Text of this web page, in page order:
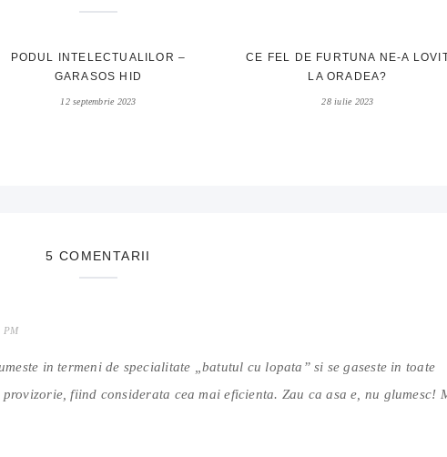
PODUL INTELECTUALILOR –
GARASOS HID
12 septembrie 2023
CE FEL DE FURTUNA NE-A
LA ORADEA?
28 iulie 2023
5 COMENTARII
PM
in termeni de specialitate „batutul cu lopata” si se gaseste in toate
fiind considerata cea mai eficienta. Zau ca asa e, nu glumesc!